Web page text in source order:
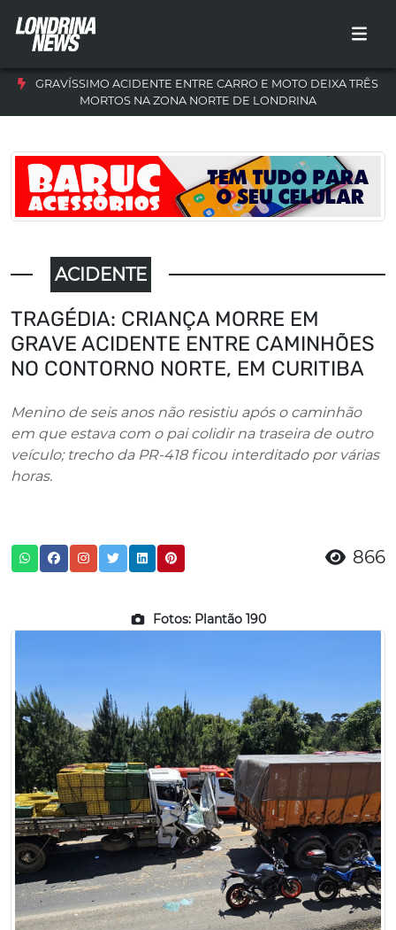
GRAVÍSSIMO ACIDENTE ENTRE CARRO E MOTO DEIXA TRÊS
MORTOS NA ZONA NORTE DE LONDRINA
ACIDENTE
TRAGÉDIA: CRIANÇA MORRE EM
GRAVE ACIDENTE ENTRE CAMINHÕES
NO CONTORNO NORTE, EM CURITIBA
Menino de seis anos não resistiu após o caminhão
em que estava com o pai colidir na traseira de outro
veículo; trecho da PR-418 ficou interditado por várias
horas.
866
Fotos: Plantão 190